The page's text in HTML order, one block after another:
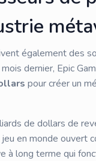
également des
dernier, Epic
pour créer un
de dollars de
en monde ouvert
à long terme qui